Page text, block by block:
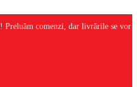
Preluăm comenzi, dar livrările se vor